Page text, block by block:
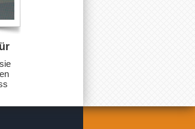
jede Webseite fragt heutzutage
die Besucher um Zustimmung,